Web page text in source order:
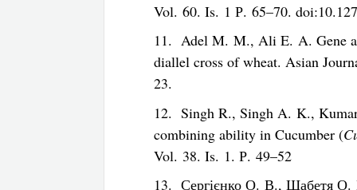
Vol. 60. Is. 1 Р. 65–70.
11. Adel M. M., Ali E. A. Gene
diallel cross of wheat. Asian
23.
12. Singh R., Singh A. K.,
combining ability in Cucumber (
Vol. 38. Is. 1. Р. 49–52
13. Сергієнко О. В., Шабетя